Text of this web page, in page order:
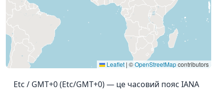
Leaflet | ©OpenStreetMapcontributors
Etc / GMT+0 (Etc/GMT+0) — це часовий пояс IANA